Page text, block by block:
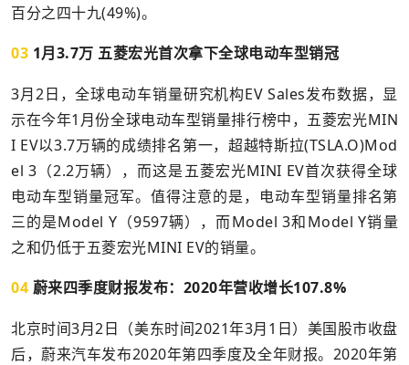
百分之四十九(49%)。
03 1月3.7万 五菱宏光首次拿下全球电动车型销冠
3月2日，全球电动车销量研究机构EV Sales发布数据，显
示在今年1月份全球电动车型销量排行榜中，五菱宏光MIN
I EV以3.7万辆的成绩排名第一，超越特斯拉(TSLA.O)Mod
el 3（2.2万辆），而这是五菱宏光MINI EV首次获得全球
电动车型销量冠军。值得注意的是，电动车型销量排名第
三的是Model Y（9597辆），而Model 3和Model Y销量
之和仍低于五菱宏光MINI EV的销量。
04 蔚来四季度财报发布：2020年营收增长107.8%
北京时间3月2日（美东时间2021年3月1日）美国股市收盘
后，蔚来汽车发布2020年第四季度及全年财报。2020年第